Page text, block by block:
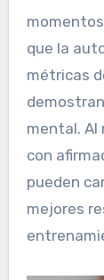
que la
métricas
mental. Al
con
pueden
mejores